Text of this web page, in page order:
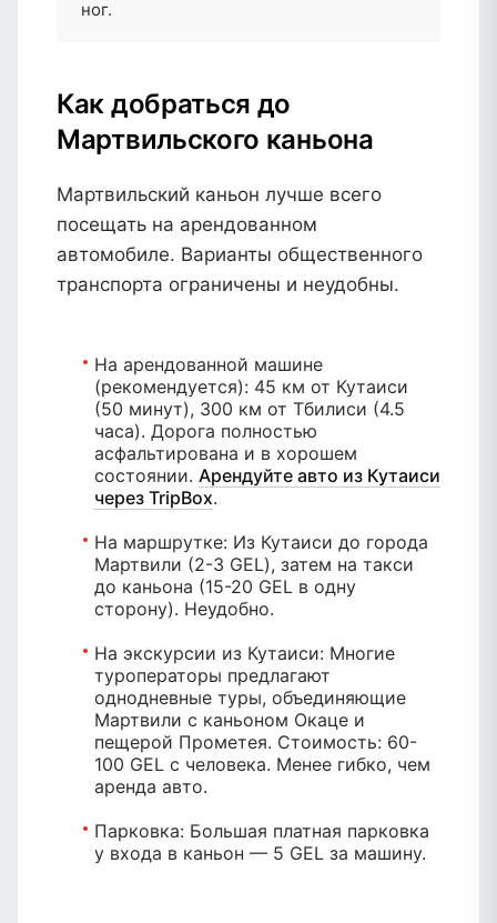
ног.
Как добраться до
Мартвильского каньона
Мартвильский каньон лучше всего
посещать на арендованном
автомобиле. Варианты общественного
транспорта ограничены и неудобны.
На арендованной машине
(рекомендуется): 45 км от Кутаиси
(50 минут), 300 км от Тбилиси (4.5
часа). Дорога полностью
асфальтирована и в хорошем
состоянии. Арендуйте авто из Кутаиси
через TripBox.
На маршрутке: Из Кутаиси до города
Мартвили (2-3 GEL), затем на такси
до каньона (15-20 GEL в одну
сторону). Неудобно.
На экскурсии из Кутаиси: Многие
туроператоры предлагают
однодневные туры, объединяющие
Мартвили с каньоном Окаце и
пещерой Прометея. Стоимость: 60-
100 GEL с человека. Менее гибко, чем
аренда авто.
Парковка: Большая платная парковка
у входа в каньон — 5 GEL за машину.